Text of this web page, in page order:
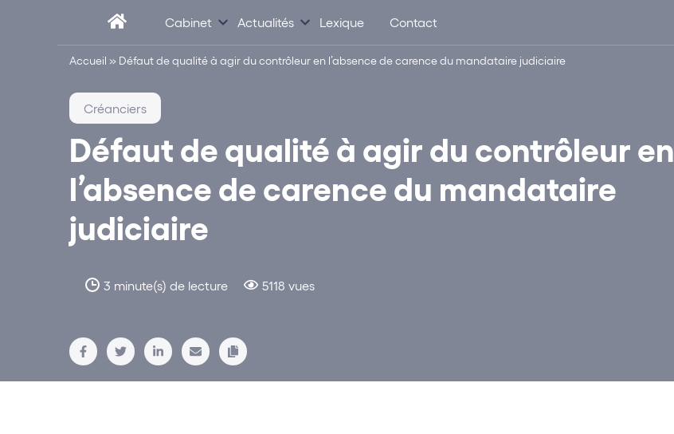
Cabinet Actualités Lexique Contact
Accueil » Défaut de qualité à agir du contrôleur en l’absence de carence du mandataire judiciaire
Défaut de qualité à agir du contrôleur en
l’absence de carence du mandataire
judiciaire
3 minute(s) de lecture 5118 vues
Créanciers